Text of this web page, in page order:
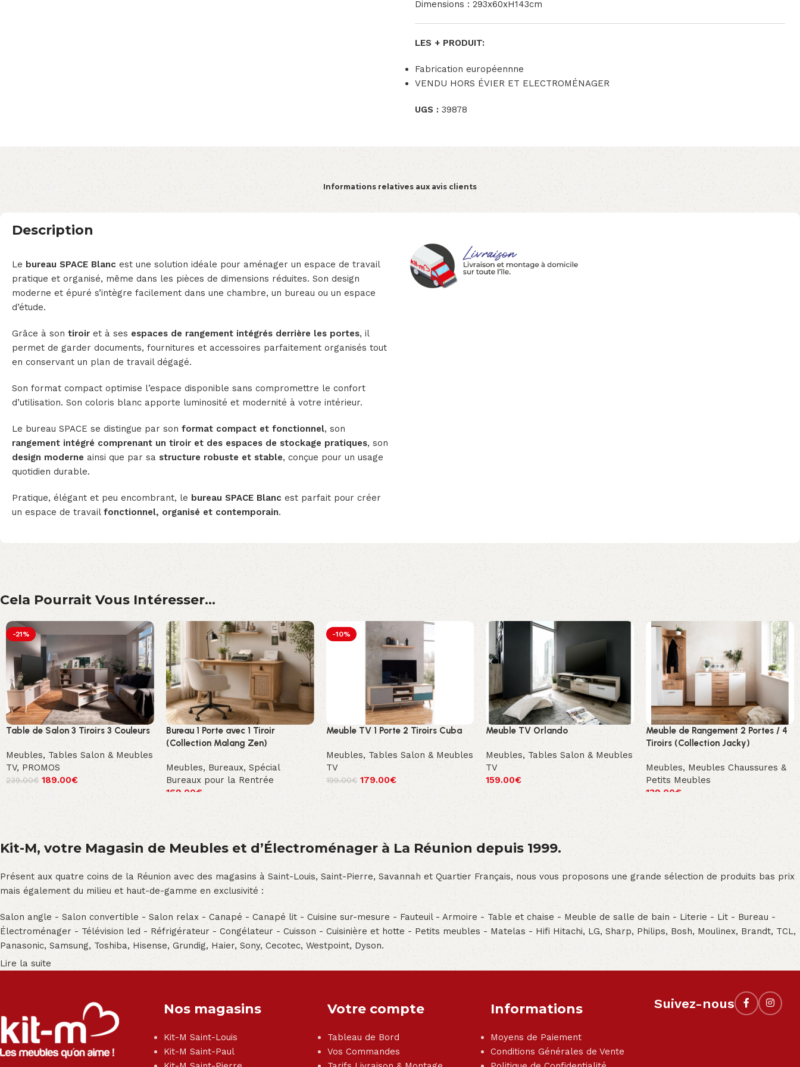
Dimensions : 293x60xH143cm
LES + PRODUIT:
Fabrication européennne
VENDU HORS ÉVIER ET ELECTROMÉNAGER
UGS : 39878
Informations relatives aux avis clients
Description
Le bureau SPACE Blanc est une solution idéale pour aménager un espace de travail
pratique et organisé, même dans les pièces de dimensions réduites. Son design
moderne et épuré s’intègre facilement dans une chambre, un bureau ou un espace
d’étude.
Grâce à son tiroir et à ses espaces de rangement intégrés derrière les portes, il
permet de garder documents, fournitures et accessoires parfaitement organisés tout
en conservant un plan de travail dégagé.
Son format compact optimise l’espace disponible sans compromettre le confort
d’utilisation. Son coloris blanc apporte luminosité et modernité à votre intérieur.
Le bureau SPACE se distingue par son format compact et fonctionnel, son
rangement intégré comprenant un tiroir et des espaces de stockage pratiques, son
design moderne ainsi que par sa structure robuste et stable, conçue pour un usage
quotidien durable.
Pratique, élégant et peu encombrant, le bureau SPACE Blanc est parfait pour créer
un espace de travail fonctionnel, organisé et contemporain.
Cela Pourrait Vous Intéresser...
-21%
Table de Salon 3 Tiroirs 3 Couleurs
Meubles, Tables Salon & Meubles
TV, PROMOS
239.00€ 189.00€
Bureau 1 Porte avec 1 Tiroir
(Collection Malang Zen)
Meubles, Bureaux,Spécial
Bureaux pour la Rentrée
169.00€
-10%
Meuble TV 1 Porte 2 Tiroirs Cuba
Meubles, Tables Salon & Meubles
TV
199.00€ 179.00€
Meuble TV Orlando
Meubles, Tables Salon & Meubles
TV
159.00€
Meuble de Rangement 2 Portes / 4
Tiroirs (Collection Jacky)
Meubles, Meubles Chaussures &
Petits Meubles
139.00€
Kit-M, votre Magasin de Meubles et d’Électroménager à La Réunion depuis 1999.
Présent aux quatre coins de la Réunion avec des magasins à Saint-Louis, Saint-Pierre, Savannah et Quartier Français, nous vous proposons une grande sélection de produits bas prix
mais également du milieu et haut-de-gamme en exclusivité :
Salon angle - Salon convertible - Salon relax - Canapé - Canapé lit - Cuisine sur-mesure - Fauteuil - Armoire - Table et chaise - Meuble de salle de bain - Literie - Lit - Bureau -
Électroménager - Télévision led - Réfrigérateur - Congélateur - Cuisson - Cuisinière et hotte - Petits meubles - Matelas - Hifi Hitachi, LG, Sharp, Philips, Bosh, Moulinex, Brandt, TCL,
Panasonic, Samsung, Toshiba, Hisense, Grundig, Haier, Sony, Cecotec, Westpoint, Dyson.
Lire la suite
Nos magasins
Kit-M Saint-Louis
Kit-M Saint-Paul
Votre compte
Tableau de Bord
Vos Commandes
Informations
Moyens de Paiement
Conditions Générales de Vente
Suivez-nous